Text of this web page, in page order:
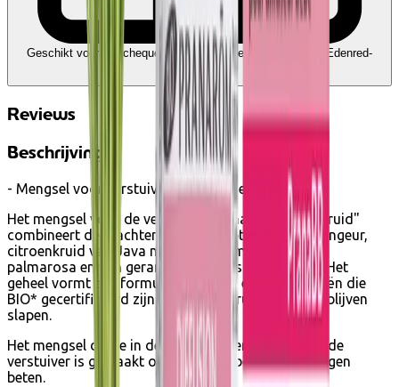
Geschikt voor Ecocheques en Cadeaucheques
Koppel uw Edenred-
account
Reviews
Beschrijving
- Mengsel voor verstuiver baby citroenkruid-
Het mengsel voor de verstuiver PranaBB "citroenkruid"
combineert de krachten van eucalyptus met citroengeur,
citroenkruid van Java met aangename geuren van
palmarosa en van geranium en Atlas cederboom. Het
geheel vormt een formule van 100% etherische oliën die
BIO* gecertificeerd zijn. Je baby zal rustig kunnen blijven
slapen.
Het mengsel dat je in de lucht kan verspreiden via de
verstuiver is gemaakt om baby's te beschermen tegen
beten.